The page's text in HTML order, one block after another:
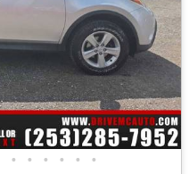
• • • • • •